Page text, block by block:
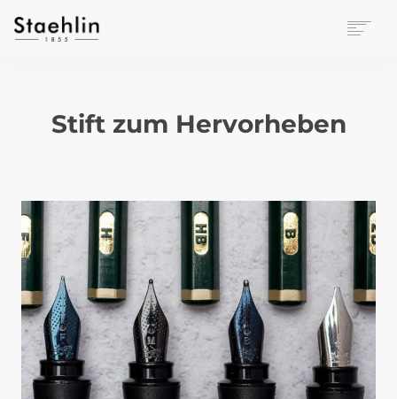
BÜROWELT
VERANSTALTUNGEN
Stift zum Hervorheben